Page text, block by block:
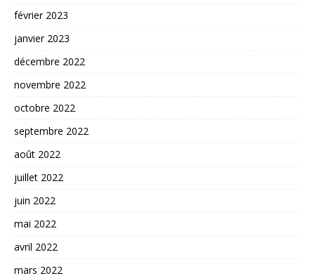
février 2023
janvier 2023
décembre 2022
novembre 2022
octobre 2022
septembre 2022
août 2022
juillet 2022
juin 2022
mai 2022
avril 2022
mars 2022